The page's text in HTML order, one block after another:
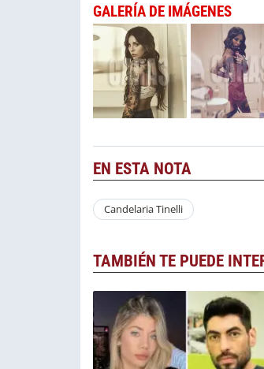
GALERÍA DE IMÁGENES
EN ESTA NOTA
Candelaria Tinelli
TAMBIÉN TE PUEDE